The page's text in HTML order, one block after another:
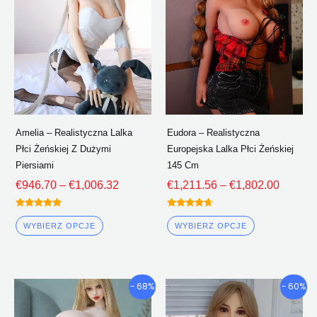
Amelia – Realistyczna Lalka
Płci Żeńskiej Z Dużymi
Piersiami
€946.70 – €1,006.32
€1,006.32
Oceniono
5.00
z 5
WYBIERZ OPCJE
wiele
wariantów.
Opcje
można
wybrać
na
produktu
Eudora – Realistyczna
Europejska Lalka Płci Żeńskiej
145 Cm
€1,211.56 – €1,802.00
Oceniono
4.50
z 5
WYBIERZ OPCJE
wiele
wariantów.
Opcje
można
wybrać
na
produktu
- 68%
Przedział
cenowy:
Ten
produkt
- 60%
produkt